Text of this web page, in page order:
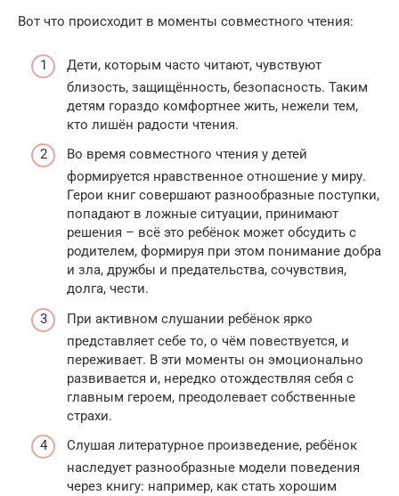
Вот что происходит в моменты совместного чтения:
Дети, которым часто читают, чувствуют
близость, защищённость, безопасность. Таким
детям гораздо комфортнее жить, нежели тем,
кто лишён радости чтения.
Во время совместного чтения у детей
формируется нравственное отношение у миру.
Герои книг совершают разнообразные поступки,
попадают в ложные ситуации, принимают
решения – всё это ребёнок может обсудить с
родителем, формируя при этом понимание добра
и зла, дружбы и предательства, сочувствия,
долга, чести.
При активном слушании ребёнок ярко
представляет себе то, о чём повествуется, и
переживает. В эти моменты он эмоционально
развивается и, нередко отождествляя себя с
главным героем, преодолевает собственные
страхи.
Слушая литературное произведение, ребёнок
наследует разнообразные модели поведения
через книгу: например, как стать хорошим